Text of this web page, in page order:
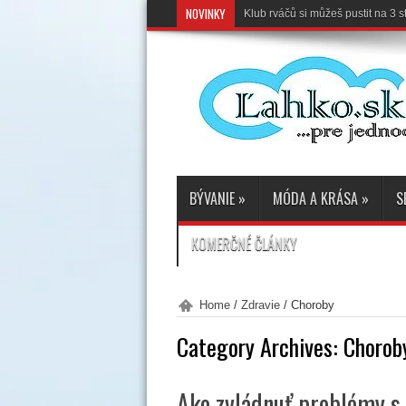
NOVINKY Klub rváčů si můžeš pustit na 3
BÝVANIE » MÓDA A KRÁSA »
KOMERČNÉ ČLÁNKY
Home/ Zdravie/ Choroby
Category Archives: